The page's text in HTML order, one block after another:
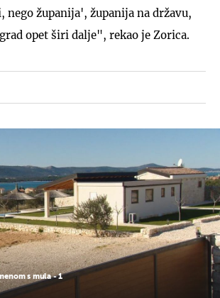
nego županija', županija na državu,
opet širi dalje", rekao je Zorica.
s mula - 1